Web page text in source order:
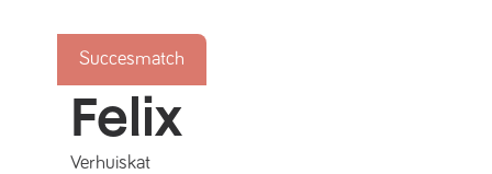
Succesmatch
Felix
Verhuiskat